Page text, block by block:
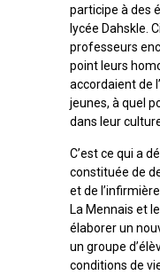
participe à des
lycée Dahskle.
professeurs
point leurs
accordaient de
jeunes, à quel
dans leur
C’est ce qui a
constituée de
et de
La Mennais et
élaborer un
un groupe
conditions de